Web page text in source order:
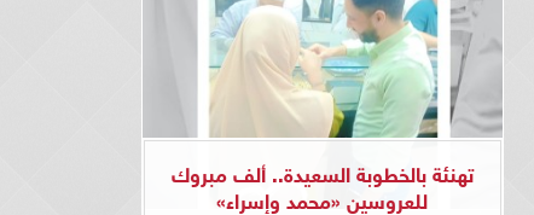
تهنئة بالخطوبة السعيدة.. ألف مبروك
للعروسين «محمد وإسراء»